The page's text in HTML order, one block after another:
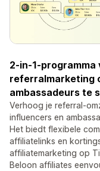
2-in-1-
referralmarketing
ambassadeurs te
Verhoog je referral-
influencers en
Het biedt flexibele
affiliatelinks en
affiliatemarketing op
Beloon affiliates